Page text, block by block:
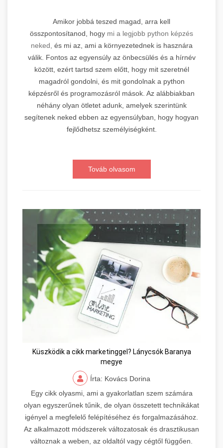
Amikor jobbá teszed magad, arra kell
összpontosítanod, hogy mi a legjobb python képzés
neked, és mi az, ami a környezetednek is hasznára
válik. Fontos az egyensúly az önbecsülés és a hírnév
között, ezért tartsd szem előtt, hogy mit szeretnél
magadról gondolni, és mit gondolnak a python
képzésről és programozásról mások. Az alábbiakban
néhány olyan ötletet adunk, amelyek szerintünk
segítenek neked ebben az egyensúlyban, hogy hogyan
fejlődhetsz személyiségként.
Továb olvasom
Küszködik a cikk marketinggel? Lánycsók Baranya
megye
Írta: Kovács Dorina
Egy cikk olyasmi, ami a gyakorlatlan szem számára
olyan egyszerűnek tűnik, de olyan összetett technikákat
igényel a megfelelő felépítéséhez és forgalmazásához.
Az alkalmazott módszerek változatosak és drasztikusan
változnak a weben, az oldaltól vagy cégtől függően.